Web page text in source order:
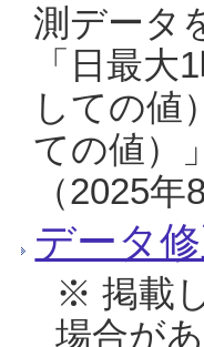
測データ
「日最
しての値
ての値）
（2025年
データ
※ 掲載
場合が